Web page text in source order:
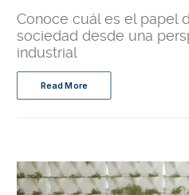
Conoce cuál es el papel
sociedad desde una
industrial
Read More